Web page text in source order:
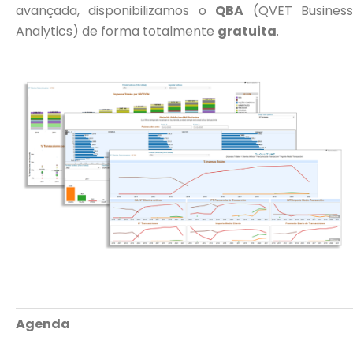
avançada, disponibilizamos o QBA (QVET Business
Analytics) de forma totalmente gratuita.
Agenda